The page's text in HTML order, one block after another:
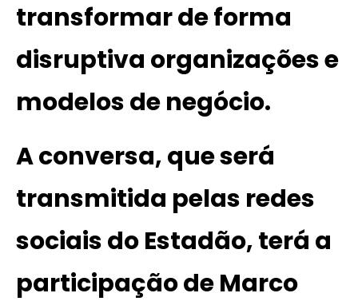
transformar de forma
disruptiva organizações e
modelos de negócio.
A conversa, que será
transmitida pelas redes
sociais doEstadão, terá a
participação de Marco